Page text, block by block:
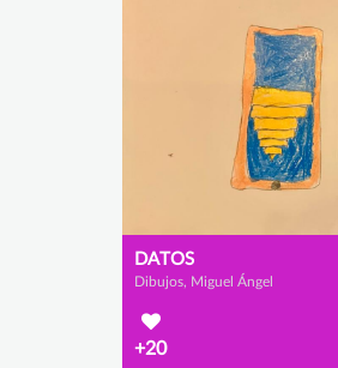
DATOS
Dibujos, Miguel Ángel
+20